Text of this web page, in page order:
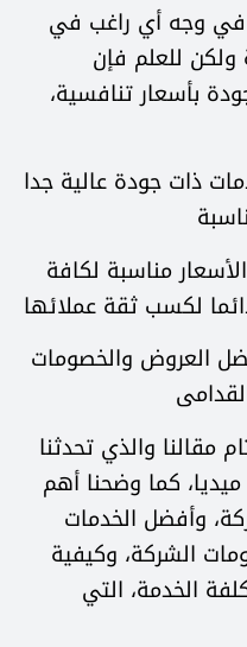
في وجه أي راغب في
للعلم فإن
بأسعار تنافسية،
ذات جودة عالية جدا
مناسبة لكافة
العروض والخصومات
مقالنا والذي تحدثنا
كما وضحنا أهم
وأفضل الخدمات
الشركة، وكيفية
الخدمة، التي